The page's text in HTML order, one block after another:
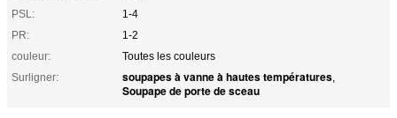
PSL:
1-4
PR:
1-2
couleur:
Toutes les couleurs
Surligner:
soupapes à vanne à hautes températures,
Soupape de porte de sceau